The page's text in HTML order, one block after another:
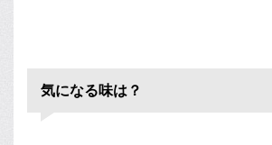
気になる味は？